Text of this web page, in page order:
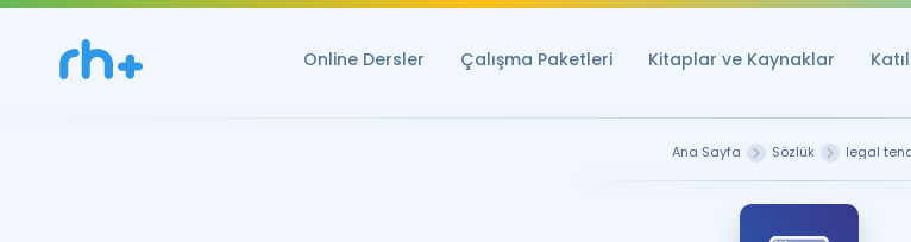
Online Dersler Çalışma Paketleri Kitaplar ve Kaynaklar
Ana Sayfa Sözlük legal